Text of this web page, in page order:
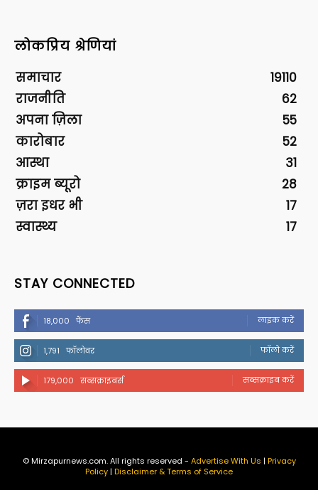
लोकप्रिय श्रेणियां
समाचार
19110
राजनीति
62
अपना ज़िला
55
कारोबार
52
आस्था
31
क्राइम ब्यूरो
28
ज़रा इधर भी
17
स्वास्थ्य
17
STAY CONNECTED
18,000 फैंस लाइक करें
1,791 फॉलोवर फॉलो करें
179,000 सब्सक्राइबर्स सब्सक्राइब करें
© Mirzapurnews.com. All rights reserved - Advertise With Us | Privacy
Policy| Disclaimer & Terms of Service